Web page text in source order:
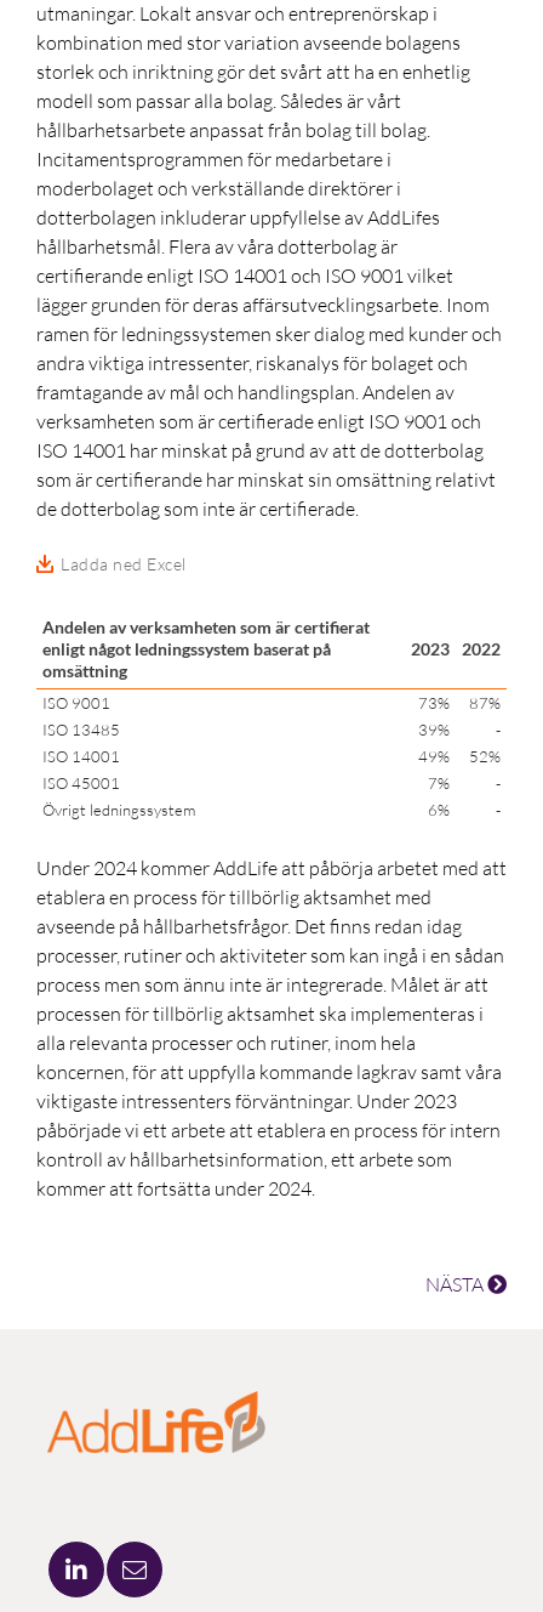
utmaningar. Lokalt ansvar och entreprenörskap i
kombination med stor variation avseende bolagens
storlek och inriktning gör det svårt att ha en enhetlig
modell som passar alla bolag. Således är vårt
hållbarhetsarbete anpassat från bolag till bolag.
Incitamentsprogrammen för medarbetare i
moderbolaget och verkställande direktörer i
dotterbolagen inkluderar uppfyllelse av AddLifes
hållbarhetsmål. Flera av våra dotterbolag är
certifierande enligt ISO 14001 och ISO 9001 vilket
lägger grunden för deras affärsutvecklingsarbete. Inom
ramen för ledningssystemen sker dialog med kunder och
andra viktiga intressenter, riskanalys för bolaget och
framtagande av mål och handlingsplan. Andelen av
verksamheten som är certifierade enligt ISO 9001 och
ISO 14001 har minskat på grund av att de dotterbolag
som är certifierande har minskat sin omsättning relativt
de dotterbolag som inte är certifierade.
Ladda ned Excel
Andelen av verksamheten som är certifierat
enligt något ledningssystem baserat på
omsättning
2023 2022
ISO 9001 73%
87%
ISO 13485
39%
-
ISO 14001
49%
52%
ISO 45001
7%
-
Övrigt ledningssystem
6% -
Under 2024 kommer AddLife att påbörja arbetet med att
etablera en process för tillbörlig aktsamhet med
avseende på hållbarhetsfrågor. Det finns redan idag
processer, rutiner och aktiviteter som kan ingå i en sådan
process men som ännu inte är integrerade. Målet är att
processen för tillbörlig aktsamhet ska implementeras i
alla relevanta processer och rutiner, inom hela
koncernen, för att uppfylla kommande lagkrav samt våra
viktigaste intressenters förväntningar. Under 2023
påbörjade vi ett arbete att etablera en process för intern
kontroll av hållbarhetsinformation, ett arbete som
kommer att fortsätta under 2024.
NÄSTA